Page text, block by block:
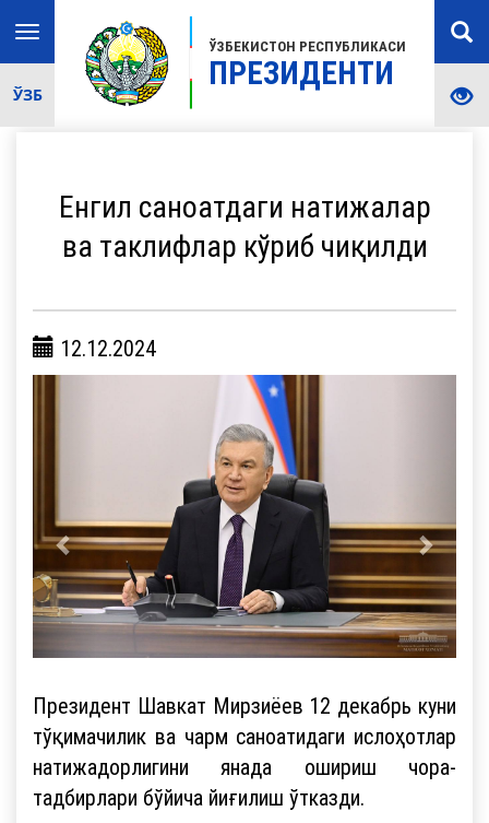
ЎЗБЕКИСТОН РЕСПУБЛИКАСИ
ПРЕЗИДЕНТИ
Toggle
navigation
ЎЗБ
Енгил саноатдаги натижалар
ва таклифлар кўриб чиқилди
12.12.2024
Президент Шавкат Мирзиёев 12 декабрь куни
тўқимачилик ва чарм саноатидаги ислоҳотлар
натижадорлигини янада ошириш чора-
тадбирлари бўйича йиғилиш ўтказди.